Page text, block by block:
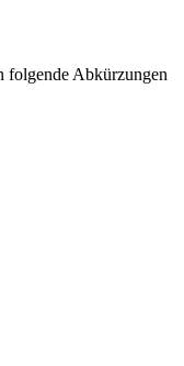
folgende Abkürzungen